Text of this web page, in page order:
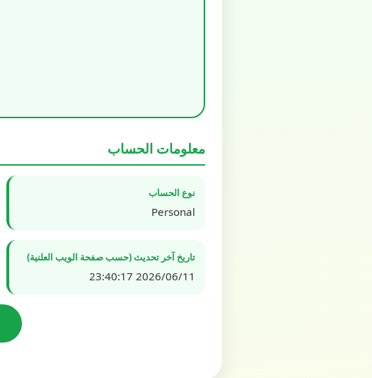
معلومات الحساب
نوع الحساب
Personal
تاريخ آخر تحديث (حسب صفحة الويب العلنية)
2026/06/11 23:40:17